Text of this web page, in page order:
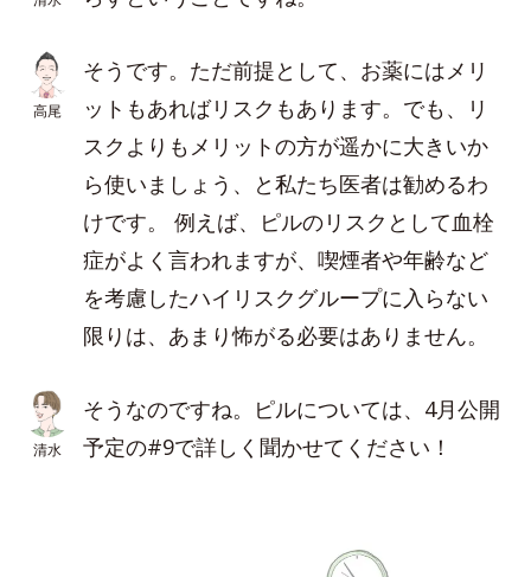
高尾
そうです。ただ前提として、お薬にはメリ
ットもあればリスクもあります。でも、リ
スクよりもメリットの方が遥かに大きいか
ら使いましょう、と私たち医者は勧めるわ
けです。 例えば、ピルのリスクとして血栓
症がよく言われますが、喫煙者や年齢など
を考慮したハイリスクグループに入らない
限りは、あまり怖がる必要はありません。
清水
そうなのですね。ピルについては、4月公開
予定の#9で詳しく聞かせてください！